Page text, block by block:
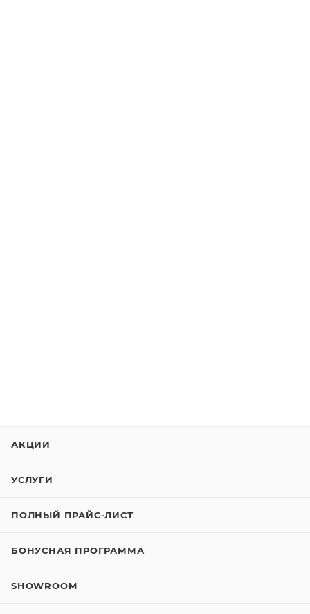
АКЦИИ
УСЛУГИ
ПОЛНЫЙ ПРАЙС-ЛИСТ
БОНУСНАЯ ПРОГРАММА
SHOWROOM